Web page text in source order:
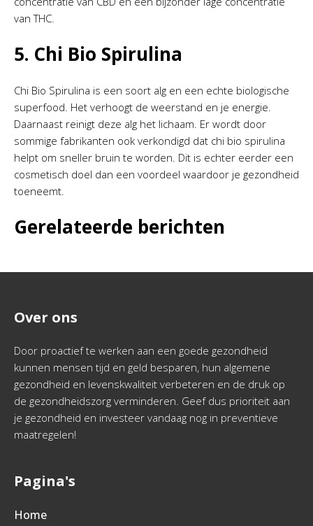
van THC.
5. Chi Bio Spirulina
Chi Bio Spirulina is een soort alg en een echte biologische
superfood. Het verhoogt de weerstand en je energie.
Daarnaast reinigt deze alg het lichaam. Er wordt door
sommige fabrikanten ook verkondigd dat chi bio spirulina
helpt om sneller bruin te worden. Dit is echter eerder een
cosmetisch doel dan een voordeel waardoor je gezondheid
toeneemt.
Gerelateerde berichten
Over ons
Door proactief te werken aan een goede gezondheid
kunnen mensen tijd en geld besparen, hun algemene
gezondheid en levenskwaliteit verbeteren en de druk op
de gezondheidszorg verminderen. Geef dus prioriteit aan
je gezondheid en investeer vandaag nog in preventieve
maatregelen!
Pagina's
Home